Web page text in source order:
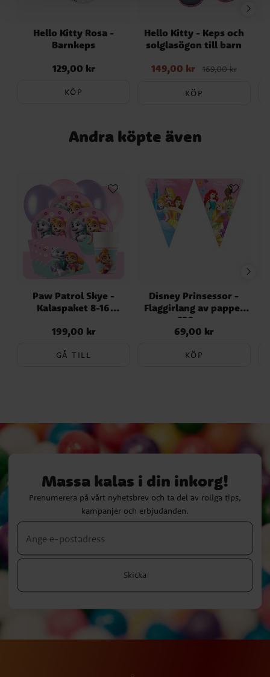
solen eller exponering för UV-strålar som
barn över 36 månader. Detta är en
officiellt licensierad Hello Kitty produkt
Hello Kitty Rosa -
Barnkeps
Pris:129,00 kr
129,00 kr
KÖP
Hello Kitty - Keps och
solglasögon till barn
Nuvarande pris:
149,00 kr Tidigare pris
149,00 kr 169,00 kr
KÖP
Andra köpte även
Paw Patrol Skye -
Kalaspaket 8-16
Pris:199,00 kr
199,00 kr
GÅ TILL
Disney Prinsessor -
Flaggirlang av papper
230 cm
Pris:69,00 kr
69,00 kr
KÖP
Massa kalas i din inkorg!
Prenumerera på vårt nyhetsbrev och ta del av roliga tips,
kampanjer och erbjudanden.
Skicka